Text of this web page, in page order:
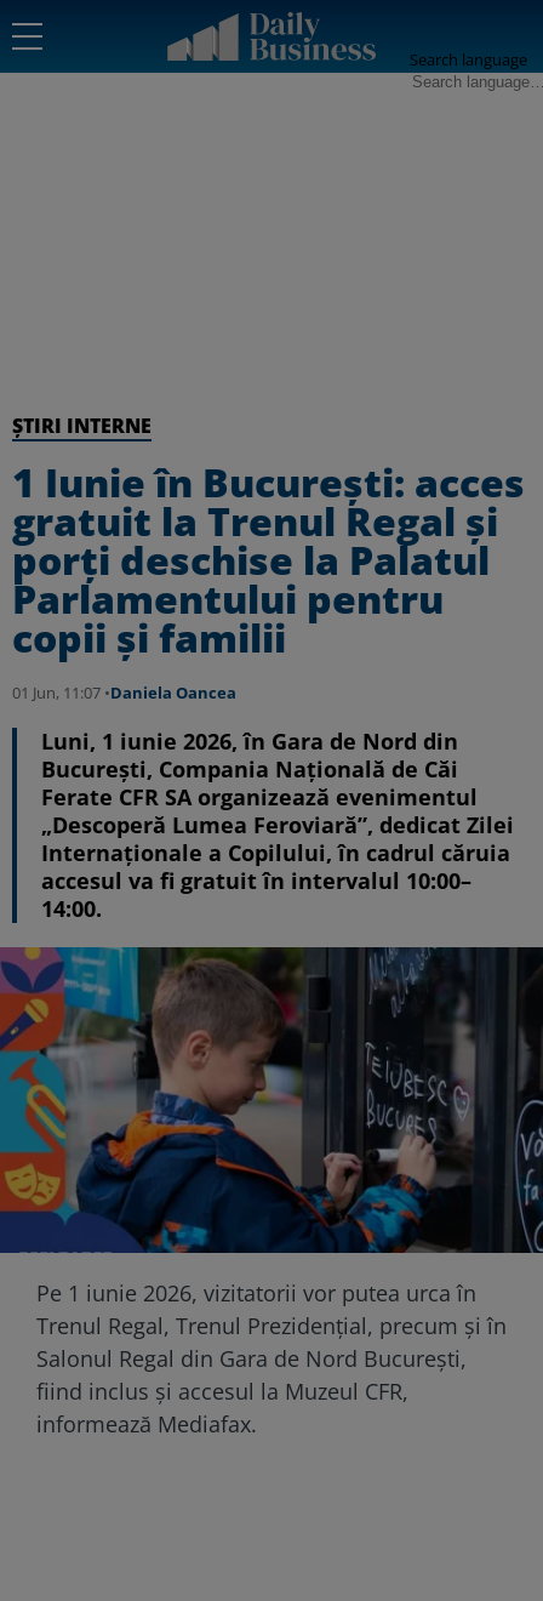
Search language
ȘTIRI INTERNE
1 Iunie în București: acces
gratuit la Trenul Regal și
porți deschise la Palatul
Parlamentului pentru
copii și familii
01 Jun, 11:07 •Daniela Oancea
Luni, 1 iunie 2026, în Gara de Nord din
București, Compania Națională de Căi
Ferate CFR SA organizează evenimentul
„Descoperă Lumea Feroviară”, dedicat Zilei
Internaționale a Copilului, în cadrul căruia
accesul va fi gratuit în intervalul 10:00–
14:00.
Pe 1 iunie 2026, vizitatorii vor putea urca în
Trenul Regal, Trenul Prezidențial, precum și în
Salonul Regal din Gara de Nord București,
fiind inclus și accesul la Muzeul CFR,
informează Mediafax.